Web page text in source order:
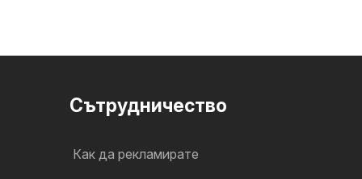
Cътрудничество
Как да рекламирате